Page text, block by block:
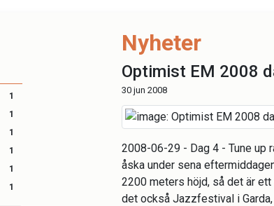
1
1
1
1
1
1
Nyheter
Optimist EM 2008
30 jun 2008
2008-06-29 - Dag 4 - Tune up
åska under sena
2200 meters höjd, så det är
det också Jazzfestival i